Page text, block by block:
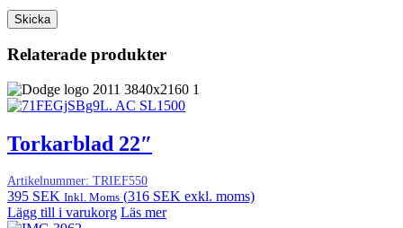
Relaterade produkter
Torkarblad 22″
Artikelnummer: TRIEF550
395 SEK Inkl. Moms (316 SEK exkl. moms)
Lägg till i varukorg Läs mer